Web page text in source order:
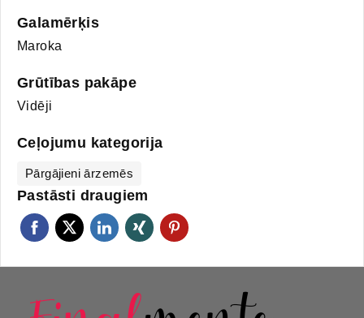
Galamērķis
Maroka
Grūtības pakāpe
Vidēji
Ceļojumu kategorija
Pārgājieni ārzemēs
Pastāsti draugiem